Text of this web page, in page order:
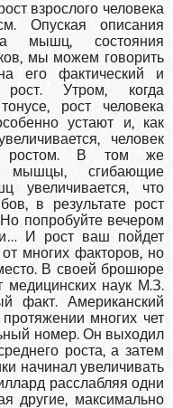
взрослого человека
Опуская описания
мышц, состояния
мы можем говорить
его фактический и
рост. Утром, когда
рост человека
устают и, как
человек
ростом. В том же
мышцы, сгибающие
увеличивается, что
в результате рост
попробуйте вечером
И рост ваш пойдет
многих факторов, но
В своей брошюре
медицинских наук М.З.
факт. Американский
многих чет
номер. Он выходил
роста, а затем
начинал увеличивать
расслабляя одни
другие, максимально